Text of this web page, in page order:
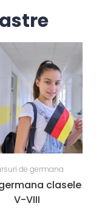
de germana
clasele
V-VIII